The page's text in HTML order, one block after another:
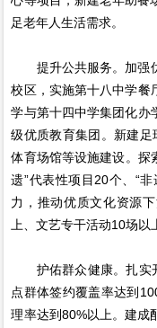
足老年人生活需求。
提升公共服务。加强优
校区，实施第十八中学餐
学与第十四中学集团化办
级优质教育集团。新建足
体育场馆等设施建设。探
遗”代表性项目20个、“
力，推动优质文化资源
上、文艺专干活动10场以
护佑群众健康。扎实开
点群体签约覆盖率达到
理率达到80%以上。建成